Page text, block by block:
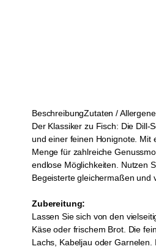
BeschreibungZutaten / Allergene
Der Klassiker zu Fisch: Die
und einer feinen Honignote. Mit
Menge für zahlreiche
endlose Möglichkeiten. Nutzen
Begeisterte gleichermaßen und
Zubereitung:
Lassen Sie sich von den
Käse oder frischem Brot. Die
Lachs, Kabeljau oder